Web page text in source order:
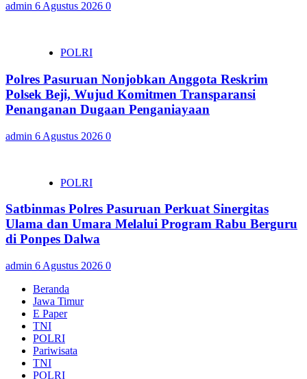
admin 6 Agustus 2026 0
POLRI
Polres Pasuruan Nonjobkan Anggota Reskrim
Polsek Beji, Wujud Komitmen Transparansi
Penanganan Dugaan Penganiayaan
admin 6 Agustus 2026 0
POLRI
Satbinmas Polres Pasuruan Perkuat Sinergitas
Ulama dan Umara Melalui Program Rabu Berguru
di Ponpes Dalwa
admin 6 Agustus 2026 0
Beranda
Jawa Timur
E Paper
TNI
POLRI
Pariwisata
TNI
POLRI